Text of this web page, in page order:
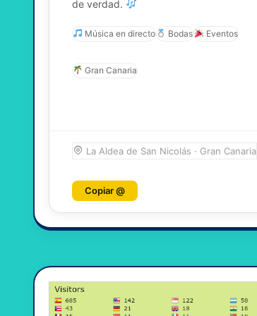
de verdad.
Música en directo Bodas Eventos
Gran Canaria
La Aldea de San Nicolás · Gran Canaria
Copiar @